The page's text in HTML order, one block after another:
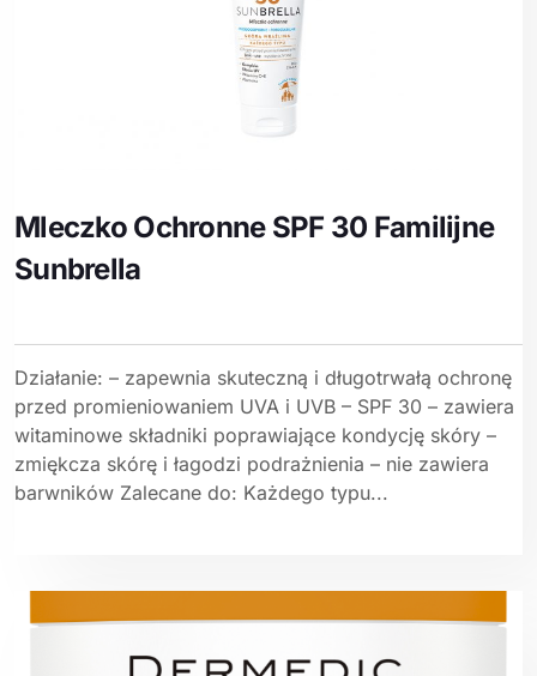
Mleczko Ochronne SPF 30 Familijne
Sunbrella
Działanie: – zapewnia skuteczną i długotrwałą ochronę
przed promieniowaniem UVA i UVB – SPF 30 – zawiera
witaminowe składniki poprawiające kondycję skóry –
zmiękcza skórę i łagodzi podrażnienia – nie zawiera
barwników Zalecane do: Każdego typu...